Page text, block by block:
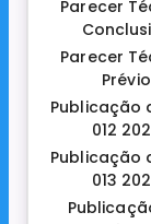
Parecer
Parecer
Prévio
Publicação
012
Publicação
013